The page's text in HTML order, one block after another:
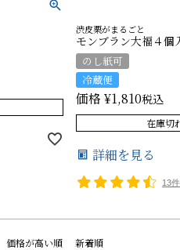
渋皮栗がまるごと
モンブラン大福４個
のし紙可
冷蔵便
価格 ¥1,810税込
在庫切
詳細を見る
13件
価格が高い順 新着順